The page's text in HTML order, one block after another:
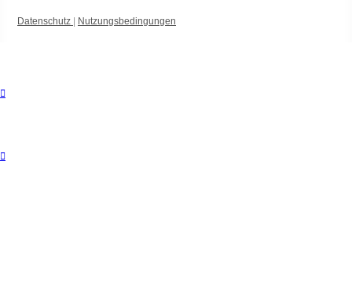
Datenschutz Nutzungsbedingungen